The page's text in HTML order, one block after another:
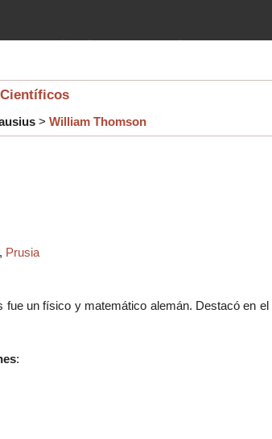
historia de la
> William Thomson
Prusia
fue un físico y matemático alemán. Destacó en
: